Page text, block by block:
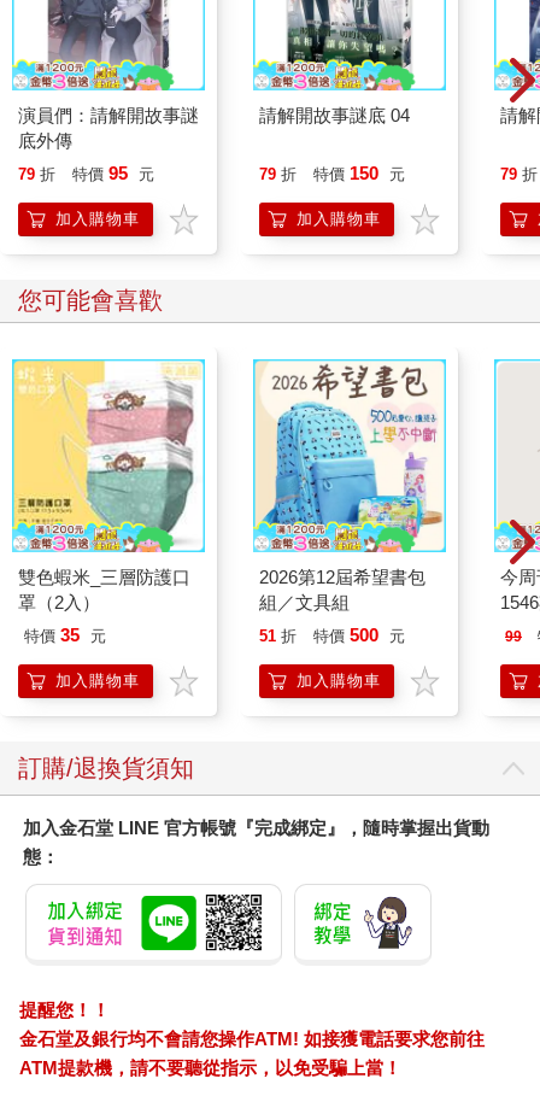
本書提出的呼吸原理，是依據古老的呼吸控制練習──據記載，它
流傳了數千年，更有超過百年的科學研究證據背書，再加上我個
人多年來，幫助他人改善生活、建立更健康自我關係的經驗累
積。儘管「與內在溝通」的概念聽上去有些曖昧不明，但其本質
上就建立在我們期待於身處世界及文化背景下存活、並壯大的生
理本能。你有理解這一切是如何運作的權利，而我也會盡自己所
能，將我透過大量研究並在多個場合下，與心理學及神經科學專
家學者交流所獲得的知識，進行詳盡的解釋。我們知道，人類的
內在隨時都在發送、並接收著令人難以置信的大量訊息。而本書
能讓你「主動參與」這樣的過程。
在前面三章中，我會挑戰讀者，讓讀者透過或許與當前極為不同
的角度，去審視自己。因現代生活導致的自我脫節感，絕大多數
到我們甚至不會去多加思考的程度。就連我們用來表述自己的語
言中，也深埋著這些觀念的影子。許多呼吸法的練習者，因為對
自我有著根本性的誤解，繼而以錯誤的角度去理解呼吸方法，並
陷入瓶頸。本書的目標，就是解開這層誤解。因此，倘若你很難
擺脫舊有習氣的控制，也請毋須擔憂。
而訓練，將從「能接收到微弱的潛意識自我訊號」開始。在第四
章與第五章，你會學著去覺察潛意識自我，破解其發送的微妙訊
息。在第六章，則能學會開始向潛意識自我發出訊息。在第七
章，你將學到，在用呼吸來傳遞訊息時，如何透過「健全呼吸」
（functional breathing），表達適當的語氣及語調。在第八章，則
會將所學運用到基本功──覺察練習上。在第九章，我們會用一系
答你的疑問，了解該透過鼻子，還是嘴巴來呼吸？第十一章和十
二章則會指導， 如何透過加強二氧化碳耐受度或超級換氣練習，
關係。第十三章則解釋了情緒的生理機能，並提供能與潛意識自
我建立連結，從而傾聽其聲音的強大技巧，讓我們以強而有力的
方式，建立起過去或許不曾有過的連結。
最後一章的重點則在於協助你運用本書所學的方法，建立一套日
常訓練計畫，為人生迎來積極的改變。無論你的目標，是提升運
動表現、更自在面對社交環境、提升創造力， 還是純粹希望自己
能應付那些感到孤立無援的時刻，我都有一套適合你的入門計
畫。此外，幾乎每一章，都會提供練習或務實的建議，以利你掌
關係，而這是你應得的。
從第三章開始，你會在每一章的最後看到「從呼吸調整身心實驗
室」，指導你該如何學以致用。這些技巧需要一些時間才能掌
握，因此不要著急。你在前面章節中所學到的技巧，會隨著你不
演員們：請解開故事謎
底外傳
79 折 特價 95 元
加入購物車
請解開故事謎底 04
79 折 特價 150 元
加入購物車
請解
79 折
您可能會喜歡
雙色蝦米_三層防護口
罩（2入）
特價 35 元
加入購物車
2026第12屆希望書包
組／文具組
51 折 特價 500 元
加入購物車
今周
99
訂購/退換貨須知
加入金石堂 LINE 官方帳號『完成綁定』，隨時掌握出貨動
態：
提醒您！！
金石堂及銀行均不會請您操作ATM! 如接獲電話要求您前往
ATM提款機，請不要聽從指示，以免受騙上當！